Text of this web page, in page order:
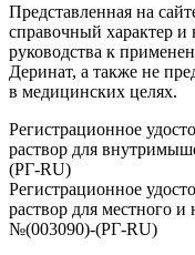
Представленная на
справочный характер и
руководства к
Деринат, а также не
в медицинских целях.
Регистрационное
раствор для
(РГ-RU)
Регистрационное
раствор для местного
№(003090)-(РГ-RU)